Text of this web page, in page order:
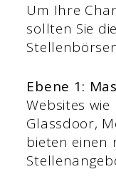
Um Ihre
sollten Sie
Ebene 1:
Websites
Glassdoor,
bieten einen